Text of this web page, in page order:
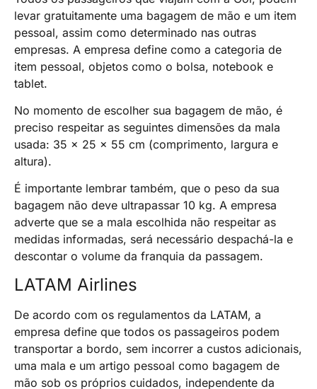
levar gratuitamente uma bagagem de mão e um item
pessoal, assim como determinado nas outras
empresas. A empresa define como a categoria de
item pessoal, objetos como o bolsa, notebook e
tablet.
No momento de escolher sua bagagem de mão, é
preciso respeitar as seguintes dimensões da mala
usada: 35 x 25 x 55 cm (comprimento, largura e
altura).
É importante lembrar também, que o peso da sua
bagagem não deve ultrapassar 10 kg. A empresa
adverte que se a mala escolhida não respeitar as
medidas informadas, será necessário despachá-la e
descontar o volume da franquia da passagem.
LATAM Airlines
De acordo com os regulamentos da LATAM, a
empresa define que todos os passageiros podem
transportar a bordo, sem incorrer a custos adicionais,
uma mala e um artigo pessoal como bagagem de
mão sob os próprios cuidados, independente da